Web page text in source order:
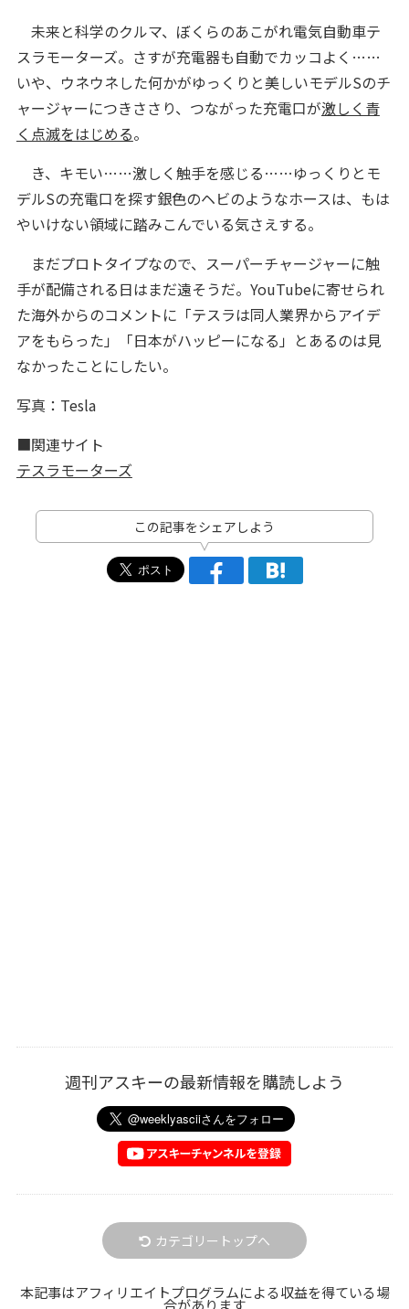
未来と科学のクルマ、ぼくらのあこがれ電気自動車テ
スラモーターズ。さすが充電器も自動でカッコよく……
いや、ウネウネした何かがゆっくりと美しいモデルSのチ
ャージャーにつきささり、つながった充電口が激しく青
く点滅をはじめる。
き、キモい……激しく触手を感じる……ゆっくりとモ
デルSの充電口を探す銀色のヘビのようなホースは、もは
やいけない領域に踏みこんでいる気さえする。
まだプロトタイプなので、スーパーチャージャーに触
手が配備される日はまだ遠そうだ。YouTubeに寄せられ
た海外からのコメントに「テスラは同人業界からアイデ
アをもらった」「日本がハッピーになる」とあるのは見
なかったことにしたい。
写真：Tesla
■関連サイト
テスラモーターズ
この記事をシェアしよう
週刊アスキーの最新情報を購読しよう
カテゴリートップへ
本記事はアフィリエイトプログラムによる収益を得ている場
合があります